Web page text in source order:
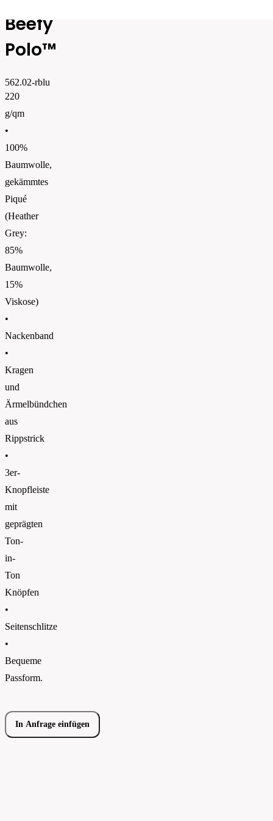
Beefy
Polo™
562.02-rblu
220
g/qm
•
100%
Baumwolle,
gekämmtes
Piqué
(Heather
Grey:
85%
Baumwolle,
15%
Viskose)
•
Nackenband
•
Kragen
und
Ärmelbündchen
aus
Rippstrick
•
3er-
Knopfleiste
mit
geprägten
Ton-
in-
Ton
Knöpfen
•
Seitenschlitze
•
Bequeme
Passform.
In Anfrage einfügen